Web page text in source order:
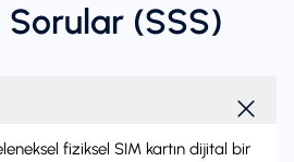
Sorular (SSS)
fiziksel SIM kartın dijital bir